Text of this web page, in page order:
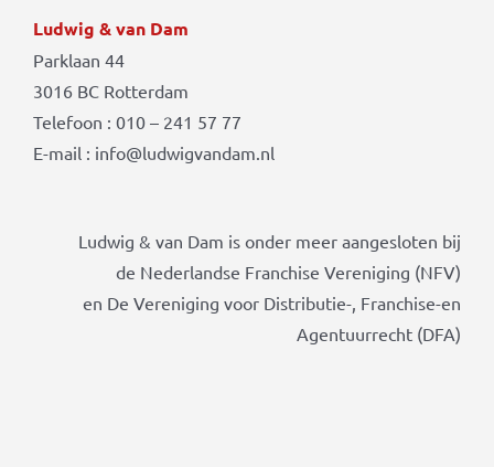
Ludwig & van Dam
Parklaan 44
3016 BC Rotterdam
Telefoon : 010 – 241 57 77
E-mail : info@ludwigvandam.nl
Ludwig & van Dam is onder meer aangesloten bij
de Nederlandse Franchise Vereniging (NFV)
en De Vereniging voor Distributie-, Franchise-en
Agentuurrecht (DFA)